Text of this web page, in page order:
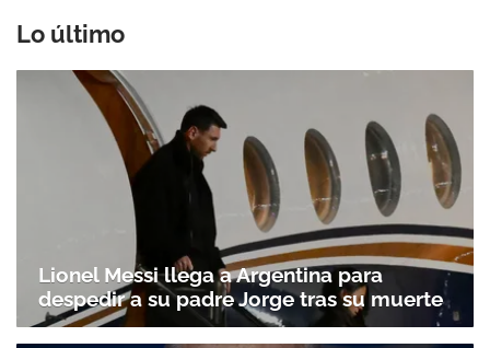
Lo último
Lionel Messi llega a Argentina para
despedir a su padre Jorge tras su muerte